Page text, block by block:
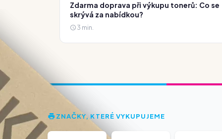
Zdarma doprava při výkupu tonerů: Co se
skrývá za nabídkou?
3 min.
ZNAČKY, KTERÉ VYKUPUJEME